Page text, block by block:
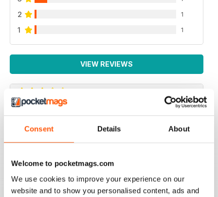
Consent Details About
Welcome to pocketmags.com
We use cookies to improve your experience on our
website and to show you personalised content, ads and
2 1
1 1
VIEW REVIEWS
AVIATION ET PILOTE
Focussed on french pilots, french services and french
organisations, in which french speaking readers